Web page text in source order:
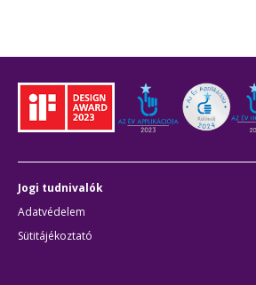
Jogi tudnivalók
Adatvédelem
Sütitájékoztató